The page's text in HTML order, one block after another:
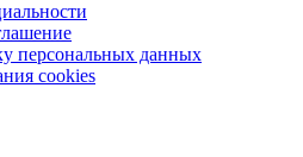
персональных данных
cookies